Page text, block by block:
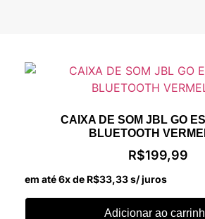
CAIXA DE SOM JBL GO
BLUETOOTH
R$199,99
em até 6x de R$33,33s/ juros
Adicionar ao